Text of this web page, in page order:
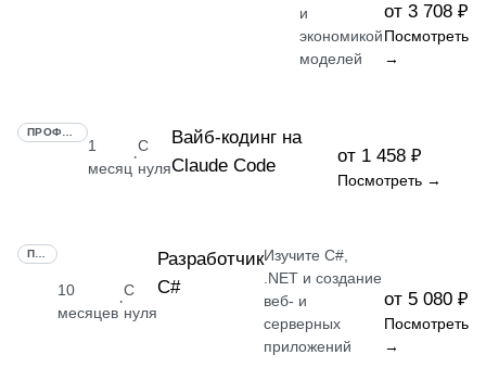
и
экономикой
моделей
от 3 708 ₽
Посмотреть
→
1
месяц
·
С
нуля
Вайб-кодинг на
Claude Code
от 1 458 ₽
Посмотреть →
10
месяцев
·
С
нуля
Разработчик
C#
Изучите C#,
.NET и создание
веб- и
серверных
приложений
от 5 080 ₽
Посмотреть
→